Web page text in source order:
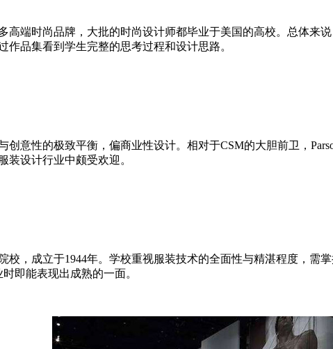
端时尚品牌，大批的时尚设计师都毕业于美国的高校。总体来
品集看到学生完整的思考过程和设计思路。
性的极致平衡，偏商业性设计。相对于CSM的大胆前卫，
装设计行业中颇受欢迎。
，成立于1944年。学校重视服装技术的全面性与精湛程度，需
即能表现出成熟的一面。